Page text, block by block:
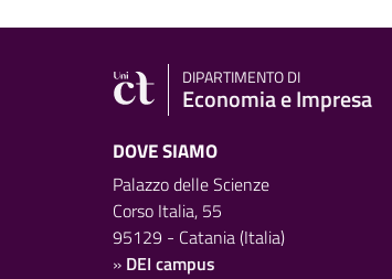
DIPARTIMENTO DI
Economia e Impresa
DOVE SIAMO
Palazzo delle Scienze
Corso Italia, 55
95129 - Catania (Italia)
» DEI campus